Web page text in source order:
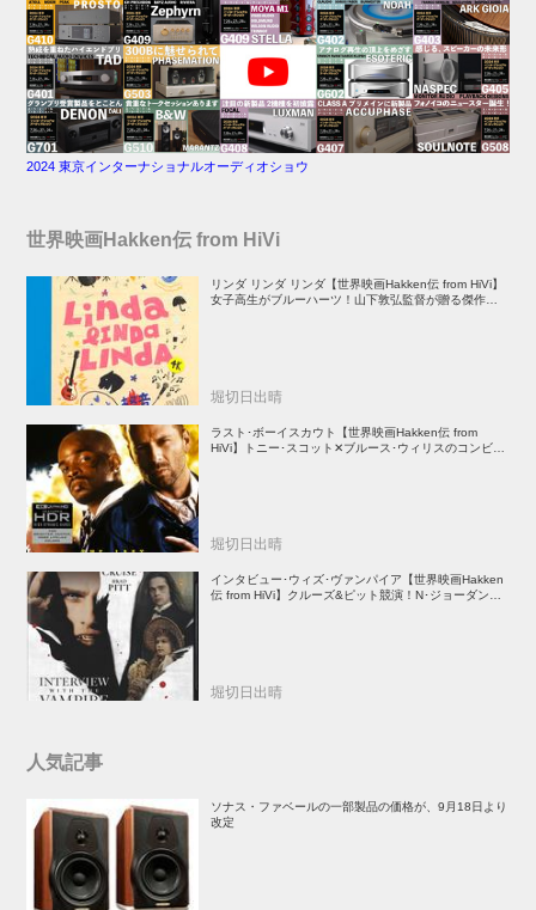
2024 東京インターナショナルオーディオショウ
世界映画Hakken伝 from HiVi
リンダ リンダ リンダ【世界映画Hakken伝 from HiVi】
女子高生がブルーハーツ！山下敦弘監督が贈る傑作青春
堀切日出晴
ラスト･ボーイスカウト【世界映画Hakken伝 from
HiVi】トニー･スコット✕ブルース･ウィリスのコンビが
堀切日出晴
インタビュー･ウィズ･ヴァンパイア【世界映画Hakken
伝 from HiVi】クルーズ&ピット競演！N･ジョーダン監
堀切日出晴
人気記事
ソナス・ファベールの一部製品の価格が、9月18日より
改定